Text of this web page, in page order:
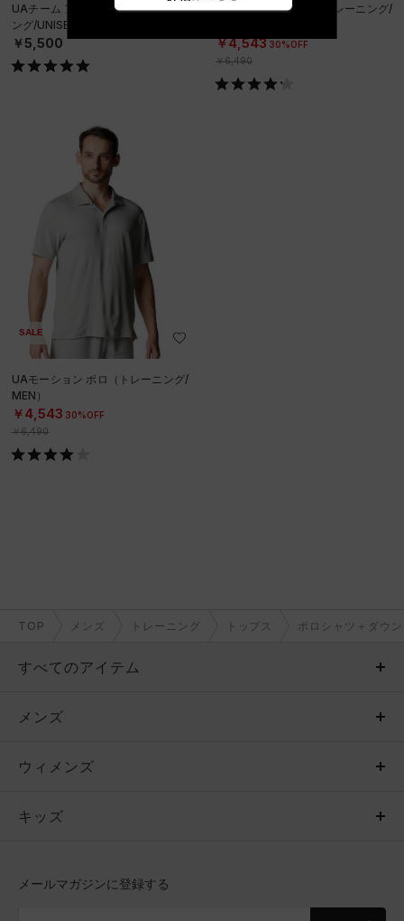
UAチーム アーマー ポロ（トレーニ
ング/UNISEX）
￥5,500
UAモーション ポロ（トレーニング/
￥4,543 30%OFF
￥6,490
SALE
UAモーション ポロ（トレーニング/
MEN）
￥4,543 30%OFF
￥6,490
TOP メンズ トレーニング トップス ポロシャツ＋ダウ
すべてのアイテム
メンズ
ウィメンズ
キッズ
メンズ
トップス
ボトムス
ウィメンズ
トップス
キッズ
メールマガジンに登録する